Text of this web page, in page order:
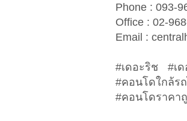
Phone : 093-
Office : 02-
​​​​​​​Email :
#เดอะริช #เ
#คอนโดใกล้ร
#คอนโดราคา